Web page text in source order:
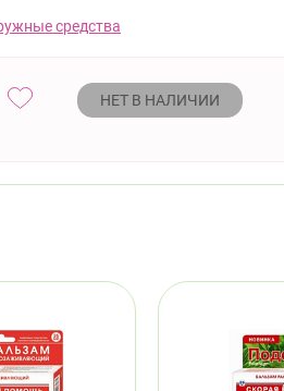
средства
НЕТ В НАЛИЧИИ